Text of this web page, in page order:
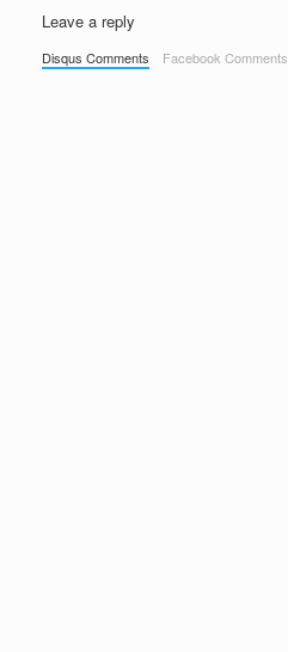
Leave a reply
Disqus Comments Facebook Comments